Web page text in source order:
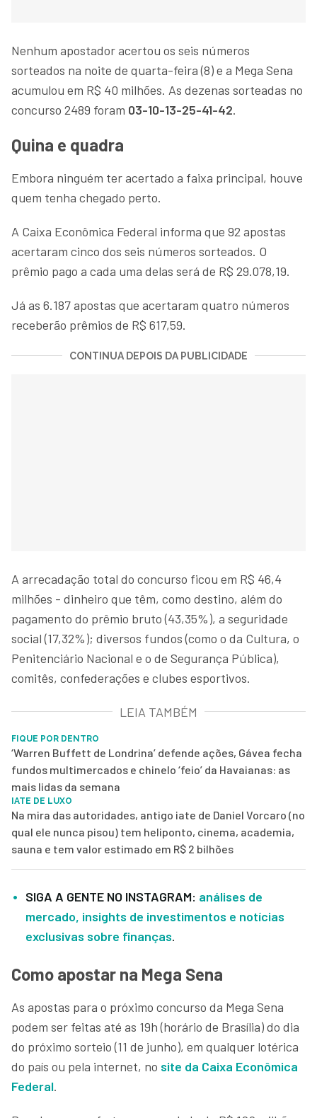
Nenhum apostador acertou os seis números
sorteados na noite de quarta-feira (8) e a Mega Sena
acumulou em R$ 40 milhões. As dezenas sorteadas no
concurso 2489 foram 03-10-13-25-41-42.
Quina e quadra
Embora ninguém ter acertado a faixa principal, houve
quem tenha chegado perto.
A Caixa Econômica Federal informa que 92 apostas
acertaram cinco dos seis números sorteados. O
prêmio pago a cada uma delas será de R$ 29.078,19.
Já as 6.187 apostas que acertaram quatro números
receberão prêmios de R$ 617,59.
CONTINUA DEPOIS DA PUBLICIDADE
A arrecadação total do concurso ficou em R$ 46,4
milhões - dinheiro que têm, como destino, além do
pagamento do prêmio bruto (43,35%), a seguridade
social (17,32%); diversos fundos (como o da Cultura, o
Penitenciário Nacional e o de Segurança Pública),
comitês, confederações e clubes esportivos.
LEIA TAMBÉM
FIQUE POR DENTRO
‘Warren Buffett de Londrina’ defende ações, Gávea fecha
fundos multimercados e chinelo ‘feio’ da Havaianas: as
mais lidas da semana
IATE DE LUXO
Na mira das autoridades, antigo iate de Daniel Vorcaro (no
qual ele nunca pisou) tem heliponto, cinema, academia,
sauna e tem valor estimado em R$ 2 bilhões
SIGA A GENTE NO INSTAGRAM: análises de
mercado, insights de investimentos e notícias
exclusivas sobre finanças.
Como apostar na Mega Sena
As apostas para o próximo concurso da Mega Sena
podem ser feitas até as 19h (horário de Brasília) do dia
do próximo sorteio (11 de junho), em qualquer lotérica
do país ou pela internet, no site da Caixa Econômica
Federal.